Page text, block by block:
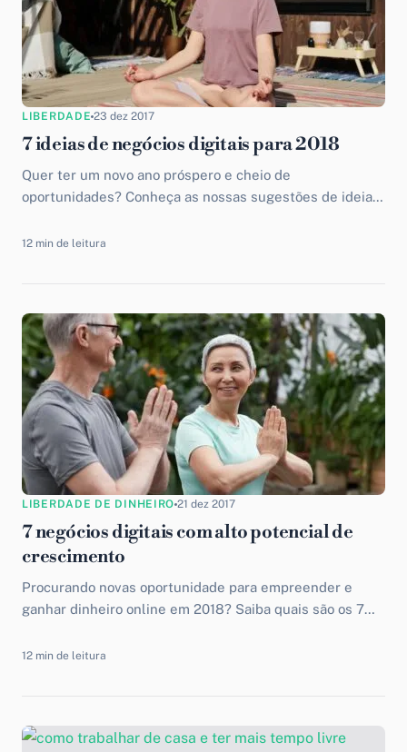
LIBERDADE 23 dez 2017
7 ideias de negócios digitais para 2018
Quer ter um novo ano próspero e cheio de
oportunidades? Conheça as nossas sugestões de ideias
negócio.
12 min de leitura
LIBERDADE DE DINHEIRO 21 dez 2017
7 negócios digitais com alto potencial de
crescimento
Procurando novas oportunidade para empreender e
ganhar dinheiro online em 2018? Saiba quais são os 7
12 min de leitura